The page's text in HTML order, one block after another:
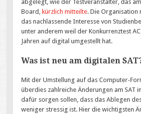
abgelegt, wie der Testveranstalter, das
Board,kürzlich mitteilte. Die
das nachlassende Interesse von
unter anderem weil der Konkurrenztest
Jahren auf digital umgestellt hat.
Was ist neu am digitalen
Mit der Umstellung auf das Computer-
überdies zahlreiche Änderungen am SAT
dafür sorgen sollen, dass das Ablegen
weniger stressig ist. Hier die wichtigsten